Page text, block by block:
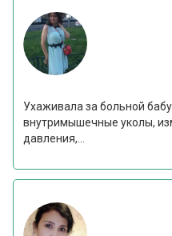
Ухаживала за больной
внутримышечные уколы,
давления,...